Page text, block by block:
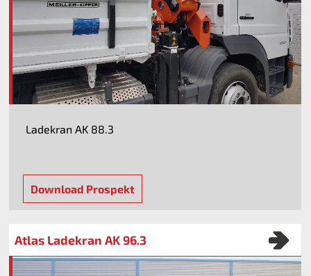
Ladekran AK 88.3
Download Prospekt
Atlas Ladekran AK 96.3